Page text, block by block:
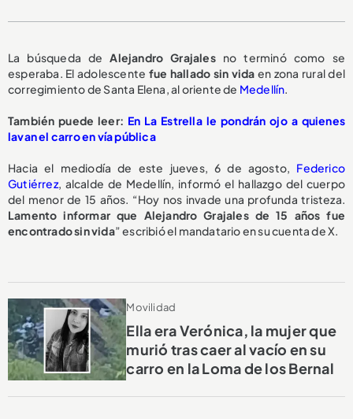
La búsqueda deAlejandro Grajales no terminó como se
esperaba. El adolescente fue hallado sin vida en zona rural del
corregimiento de Santa Elena, al oriente de Medellín.
También puede leer: En La Estrella le pondrán ojo a quienes
lavan el carro en vía pública
Hacia el mediodía de este jueves, 6 de agosto, Federico
Gutiérrez, alcalde de Medellín, informó el hallazgo del cuerpo
del menor de 15 años. “Hoy nos invade una profunda tristeza.
Lamento informar que Alejandro Grajales de 15 años fue
encontrado sin vida” escribió el mandatario en su cuenta de X.
Movilidad
Ella era Verónica, la mujer que
murió tras caer al vacío en su
carro en la Loma de los Bernal